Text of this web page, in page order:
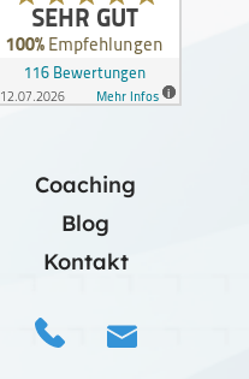
Coaching
Blog
Kontakt